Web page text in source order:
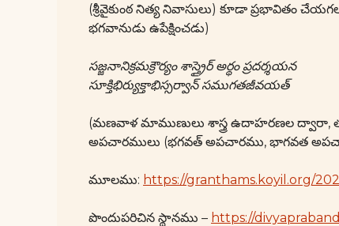
(శ్రీవైకుంఠ నిత్య నివాసులు) కూడా ప్రభావితం
భగవానుడు ఉపేక్షించడు)
సజ్జనానిక్రమక్రౌర్యం శాస్త్రైర్ అర్థం ప్రదర్శయన
సూక్తిభిర్యుక్తాభిస్సర్వాన్ సముగతజీవయత్
(మణవాళ మాముణులు శాస్త్ర ఉదాహరణల ద్వారా,
అపచారములు (భగవత్ అపచారము, భాగవత
మూలము: https://granthams.koyil.org/
పొందుపరిచిన స్థానము – https://